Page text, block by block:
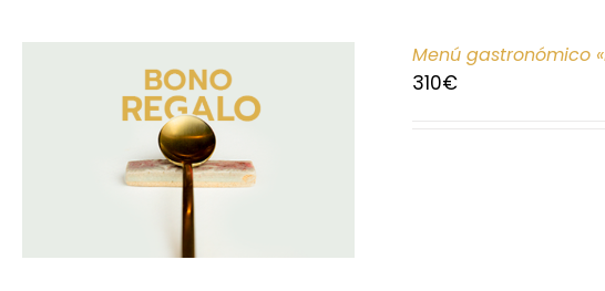
Menú gastronómico
310€